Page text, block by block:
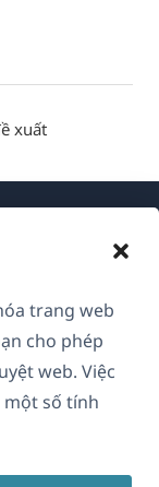
trang web
cho phép
web. Việc
số tính
xuất
tôi(mở